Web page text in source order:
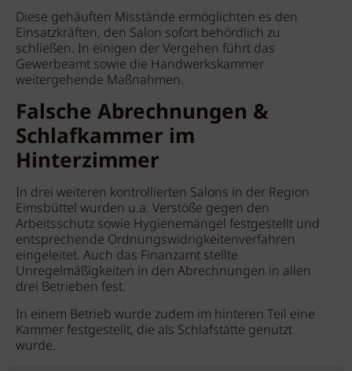
Diese gehäuften Misstände ermöglichten es den
Einsatzkräften, den Salon sofort behördlich zu
schließen. In einigen der Vergehen führt das
Gewerbeamt sowie die Handwerkskammer
weitergehende Maßnahmen.
Falsche Abrechnungen &
Schlafkammer im
Hinterzimmer
In drei weiteren kontrollierten Salons in der Region
Eimsbüttel wurden u.a. Verstöße gegen den
Arbeitsschutz sowie Hygienemängel festgestellt und
entsprechende Ordnungswidrigkeitenverfahren
eingeleitet. Auch das Finanzamt stellte
Unregelmäßigkeiten in den Abrechnungen in allen
drei Betrieben fest.
In einem Betrieb wurde zudem im hinteren Teil eine
Kammer festgestellt, die als Schlafstätte genutzt
wurde.